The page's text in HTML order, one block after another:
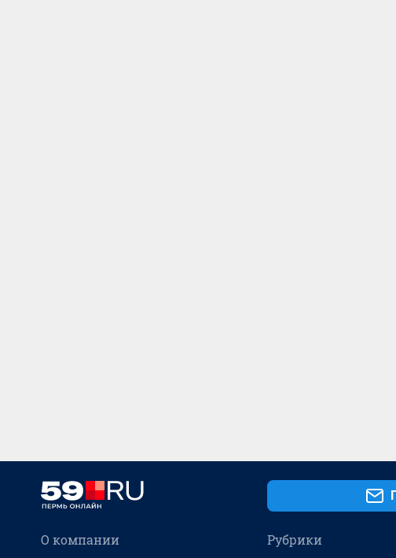
О компании Рубрики